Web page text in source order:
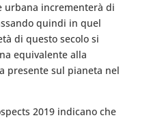
urbana incrementerà di
quindi in quel
di questo secolo si
equivalente alla
presente sul pianeta nel
2019 indicano che